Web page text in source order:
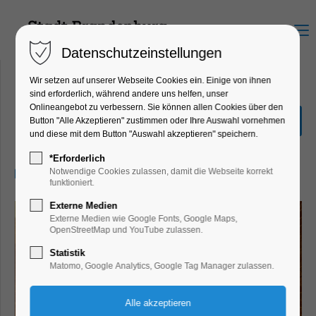
Menu
Mythos Maria
Ausstellung, Bildung, Vortrag
11.07.2026, 10:00–17:00
Datenschutzeinstellungen
Wir setzen auf unserer Webseite Cookies ein. Einige von ihnen
sind erforderlich, während andere uns helfen, unser
Onlineangebot zu verbessern. Sie können allen Cookies über den
Button "Alle Akzeptieren" zustimmen oder Ihre Auswahl vornehmen
und diese mit dem Button "Auswahl akzeptieren" speichern.
*Erforderlich
Notwendige Cookies zulassen, damit die Webseite korrekt
funktioniert.
Externe Medien
Externe Medien wie Google Fonts, Google Maps,
OpenStreetMap und YouTube zulassen.
Statistik
Matomo, Google Analytics, Google Tag Manager zulassen.